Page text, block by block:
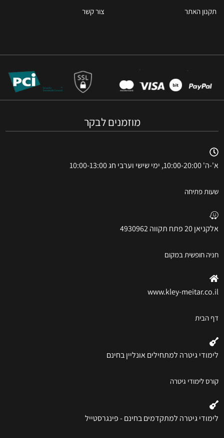
תקנון האתר צור קשר
מוזמנים לבקר
א'-ה' 10:00-20:00, ימי שישי וערבי חג 10:00-13:00
שעות פתיחה
אלקניאן 20 פתח תקווה 4930962
חניה חופשית במקום
www.kley-meitar.co.il
דף הבית
לימודי גיטרה למתחילים אונליין בחינם
קורס לימודי גיטרה
לימודי גיטרה למתקדמים בחינם - פינגרסטייל